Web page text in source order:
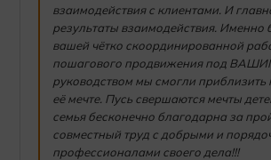
взаимодействия с клиентами. И
результаты взаимодействия. Именно
вашей чётко скоординированной
пошагового продвижения под
руководством мы смогли приблизить
её мечте. Пусь свершаются мечты
семья бесконечно благодарна за
совместный труд с добрыми и
профессионалами своего дела!!!